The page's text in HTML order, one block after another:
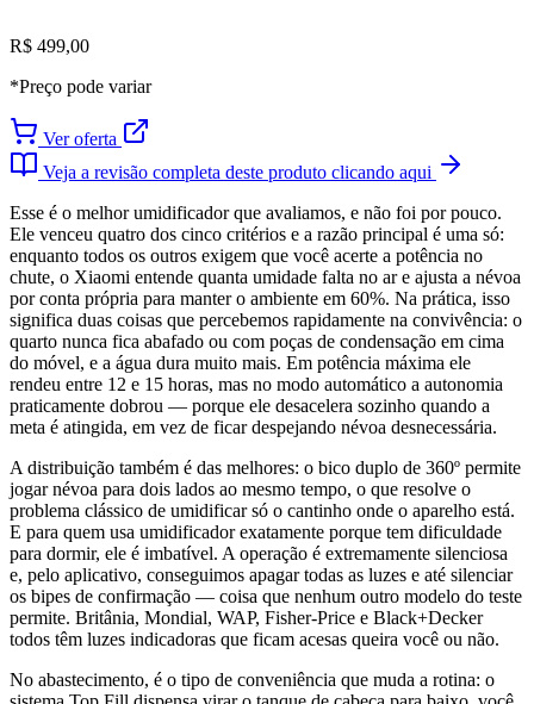
R$ 499,00
*Preço pode variar
Ver oferta
Veja a revisão completa deste produto clicando aqui
Esse é o melhor umidificador que avaliamos, e não foi por pouco.
Ele venceu quatro dos cinco critérios e a razão principal é uma só:
enquanto todos os outros exigem que você acerte a potência no
chute, o Xiaomi entende quanta umidade falta no ar e ajusta a névoa
por conta própria para manter o ambiente em 60%. Na prática, isso
significa duas coisas que percebemos rapidamente na convivência: o
quarto nunca fica abafado ou com poças de condensação em cima
do móvel, e a água dura muito mais. Em potência máxima ele
rendeu entre 12 e 15 horas, mas no modo automático a autonomia
praticamente dobrou — porque ele desacelera sozinho quando a
meta é atingida, em vez de ficar despejando névoa desnecessária.
A distribuição também é das melhores: o bico duplo de 360º permite
jogar névoa para dois lados ao mesmo tempo, o que resolve o
problema clássico de umidificar só o cantinho onde o aparelho está.
E para quem usa umidificador exatamente porque tem dificuldade
para dormir, ele é imbatível. A operação é extremamente silenciosa
e, pelo aplicativo, conseguimos apagar todas as luzes e até silenciar
os bipes de confirmação — coisa que nenhum outro modelo do teste
permite. Britânia, Mondial, WAP, Fisher-Price e Black+Decker
todos têm luzes indicadoras que ficam acesas queira você ou não.
No abastecimento, é o tipo de conveniência que muda a rotina: o